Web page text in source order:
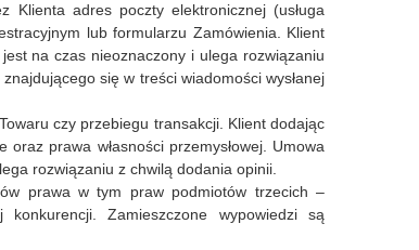
Klienta adres poczty elektronicznej (usługa
lub formularzu Zamówienia. Klient
na czas nieoznaczony i ulega rozwiązaniu
się w treści wiadomości wysłanej
czy przebiegu transakcji. Klient dodając
prawa własności przemysłowej. Umowa
rozwiązaniu z chwilą dodania opinii.
prawa w tym praw podmiotów trzecich –
Zamieszczone wypowiedzi są